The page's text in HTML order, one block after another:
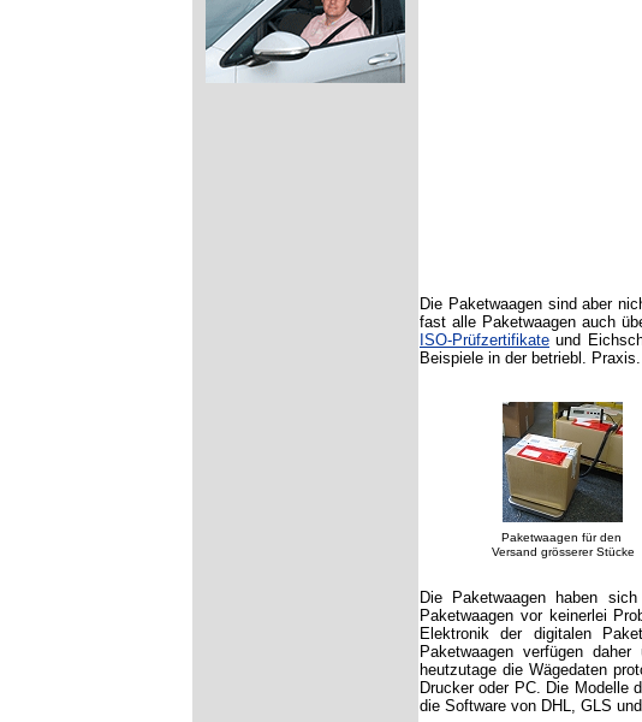
Die Paketwaagen sind aber
fast alle Paketwaagen auch
ISO-Prüfzertifikate und
Beispiele in der betriebl. Praxis.
Paketwaagen
Versand grösserer Stücke
Die Paketwaagen haben
Paketwaagen vor keinerlei
Elektronik der digitalen
Paketwaagen verfügen
heutzutage die Wägedaten
Drucker oder PC. Die Modelle
die Software von DHL, GLS